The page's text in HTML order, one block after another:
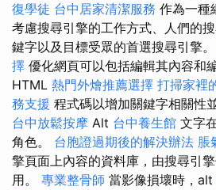
復學徒 台中居家清潔服務 作為一種
考慮搜尋引擎的工作方式、人們的
鍵字以及目標受眾的首選搜尋引擎。
擇 優化網頁可以包括編輯其內容和
HTML 熱門外燴推薦選擇 打掃家裡
務支援 程式碼以增加關鍵字相關性
台中放鬆按摩 Alt 台中養生館 文字
角色。 台胞證過期後的解決辦法 脹
擎頁面上內容的資料庫，由搜尋引
用。 專業整骨師 當影像損壞時，alt